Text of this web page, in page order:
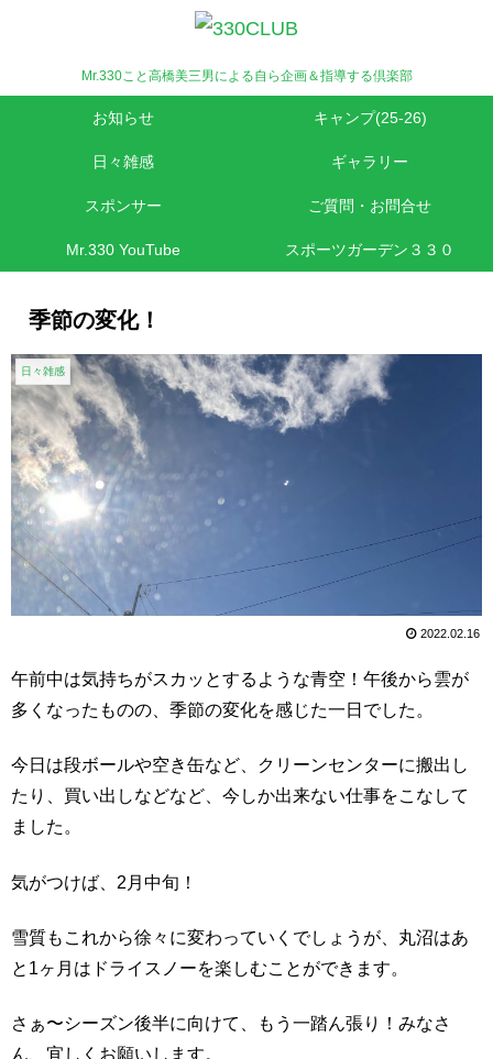
Mr.330こと高橋美三男による自ら企画＆指導する倶楽部
お知らせ キャンプ(25-26)
日々雑感 ギャラリー
スポンサー ご質問・お問合せ
Mr.330 YouTube スポーツガーデン３３０
季節の変化！
日々雑感
2022.02.16
午前中は気持ちがスカッとするような青空！午後から雲が
多くなったものの、季節の変化を感じた一日でした。
今日は段ボールや空き缶など、クリーンセンターに搬出し
たり、買い出しなどなど、今しか出来ない仕事をこなして
ました。
気がつけば、2月中旬！
雪質もこれから徐々に変わっていくでしょうが、丸沼はあ
と1ヶ月はドライスノーを楽しむことができます。
さぁ〜シーズン後半に向けて、もう一踏ん張り！みなさ
ん、宜しくお願いします。